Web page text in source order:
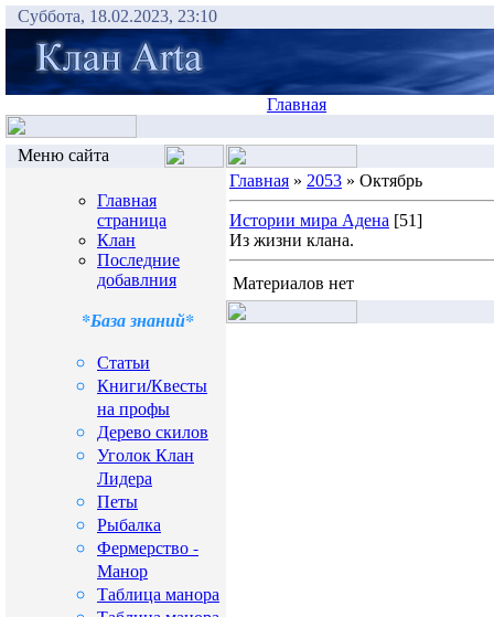
Суббота, 18.02.2023, 23:10
Главная
Меню сайта
Главная
страница
Клан
Последние
добавлния
*База знаний*
Статьи
Книги/Квесты
на профы
Дерево скилов
Уголок Клан
Лидера
Петы
Рыбалка
Фермерство -
Манор
Таблица манора
Главная » 2053 » Октябрь
Истории мира Адена [51]
Из жизни клана.
Материалов нет